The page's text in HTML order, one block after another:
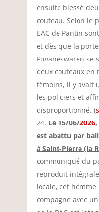
ensuite blessé
couteau. Selon le
BAC de Pantin
et dès que la porte
Puvaneswaren se
deux couteaux en
témoins, il y avait
les policiers et
disproportionné. (
Le 15/06/2026,
est abattu par
à Saint-Pierre (la
communiqué du
reproduit
locale, cet homme
compagne avec